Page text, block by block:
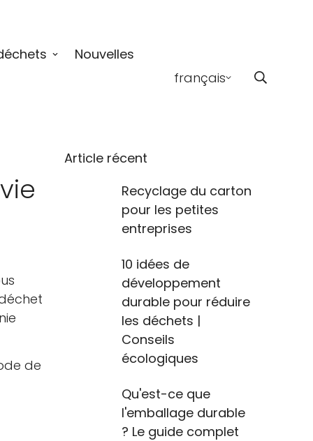
Nouvelles
français
de
Article récent
Recyclage du carton
pour les petites
entreprises
10 idées de
développement
durable pour réduire
les déchets |
Conseils
écologiques
Qu'est-ce que
l'emballage durable
? Le guide complet